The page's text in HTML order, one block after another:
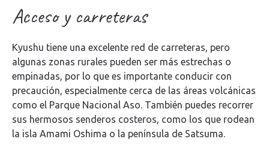
Acceso y carreteras
Kyushu tiene una excelente red de carreteras, pero
algunas zonas rurales pueden ser más estrechas o
empinadas, por lo que es importante conducir con
precaución, especialmente cerca de las áreas volcánicas
como el Parque Nacional Aso. También puedes recorrer
sus hermosos senderos costeros, como los que rodean
la isla Amami Oshima o la península de Satsuma.